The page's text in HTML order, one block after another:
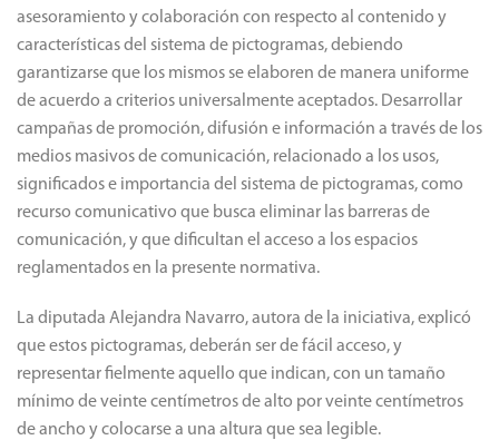
asesoramiento y colaboración con respecto al contenido y
características del sistema de pictogramas, debiendo
garantizarse que los mismos se elaboren de manera uniforme
de acuerdo a criterios universalmente aceptados. Desarrollar
campañas de promoción, difusión e información a través de los
medios masivos de comunicación, relacionado a los usos,
significados e importancia del sistema de pictogramas, como
recurso comunicativo que busca eliminar las barreras de
comunicación, y que dificultan el acceso a los espacios
reglamentados en la presente normativa.
La diputada Alejandra Navarro, autora de la iniciativa, explicó
que estos pictogramas, deberán ser de fácil acceso, y
representar fielmente aquello que indican, con un tamaño
mínimo de veinte centímetros de alto por veinte centímetros
de ancho y colocarse a una altura que sea legible.